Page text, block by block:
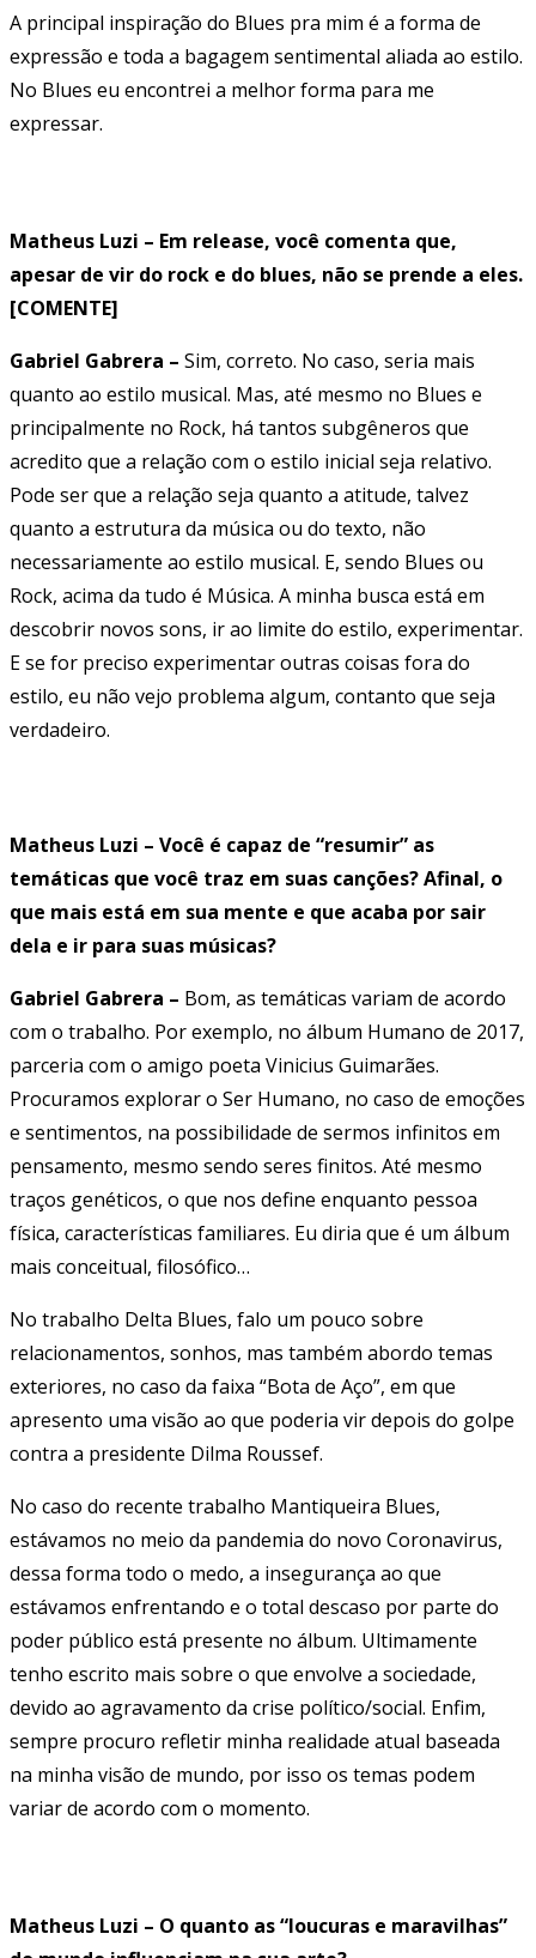
A principal inspiração do Blues pra mim é a forma de
expressão e toda a bagagem sentimental aliada ao estilo.
No Blues eu encontrei a melhor forma para me
expressar.
Matheus Luzi – Em release, você comenta que,
apesar de vir do rock e do blues, não se prende a eles.
[COMENTE]
Gabriel Gabrera – Sim, correto. No caso, seria mais
quanto ao estilo musical. Mas, até mesmo no Blues e
principalmente no Rock, há tantos subgêneros que
acredito que a relação com o estilo inicial seja relativo.
Pode ser que a relação seja quanto a atitude, talvez
quanto a estrutura da música ou do texto, não
necessariamente ao estilo musical. E, sendo Blues ou
Rock, acima da tudo é Música. A minha busca está em
descobrir novos sons, ir ao limite do estilo, experimentar.
E se for preciso experimentar outras coisas fora do
estilo, eu não vejo problema algum, contanto que seja
verdadeiro.
Matheus Luzi – Você é capaz de “resumir” as
temáticas que você traz em suas canções? Afinal, o
que mais está em sua mente e que acaba por sair
dela e ir para suas músicas?
Gabriel Gabrera – Bom, as temáticas variam de acordo
com o trabalho. Por exemplo, no álbum Humano de 2017,
parceria com o amigo poeta Vinicius Guimarães.
Procuramos explorar o Ser Humano, no caso de emoções
e sentimentos, na possibilidade de sermos infinitos em
pensamento, mesmo sendo seres finitos. Até mesmo
traços genéticos, o que nos define enquanto pessoa
física, características familiares. Eu diria que é um álbum
mais conceitual, filosófico…
No trabalho Delta Blues, falo um pouco sobre
relacionamentos, sonhos, mas também abordo temas
exteriores, no caso da faixa “Bota de Aço”, em que
apresento uma visão ao que poderia vir depois do golpe
contra a presidente Dilma Roussef.
No caso do recente trabalho Mantiqueira Blues,
estávamos no meio da pandemia do novo Coronavirus,
dessa forma todo o medo, a insegurança ao que
estávamos enfrentando e o total descaso por parte do
poder público está presente no álbum. Ultimamente
tenho escrito mais sobre o que envolve a sociedade,
devido ao agravamento da crise político/social. Enfim,
sempre procuro refletir minha realidade atual baseada
na minha visão de mundo, por isso os temas podem
variar de acordo com o momento.
Matheus Luzi – O quanto as “loucuras e maravilhas”